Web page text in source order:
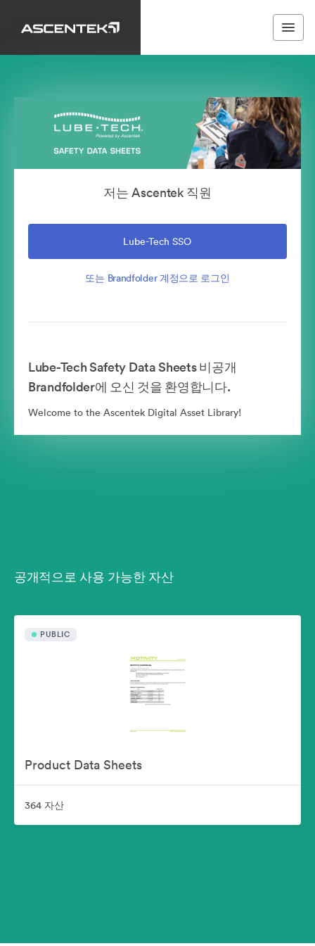
저는 Ascentek 직원
Lube-Tech SSO
또는 Brandfolder 계정으로 로그인
Lube-Tech Safety Data Sheets 비공개
Brandfolder에 오신 것을 환영합니다.
Welcome to the Ascentek Digital Asset Library!
공개적으로 사용 가능한 자산
PUBLIC
Product Data Sheets
364 자산